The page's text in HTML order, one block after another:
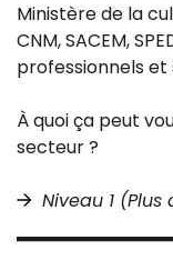
Ministère de la
CNM, SACEM,
professionnels et
À quoi ça peut
secteur ?
Niveau 1 (Plus